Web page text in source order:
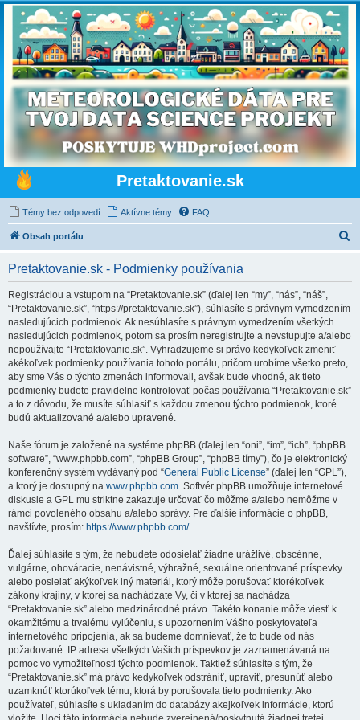
Pretaktovanie.sk
Témy bez odpovedí Aktívne témy FAQ
Obsah portálu
Pretaktovanie.sk - Podmienky používania
Registráciou a vstupom na “Pretaktovanie.sk” (ďalej len “my”, “nás”, “náš”,
“Pretaktovanie.sk”, “https://pretaktovanie.sk”), súhlasíte s právnym vymedzením
nasledujúcich podmienok. Ak nesúhlasíte s právnym vymedzením všetkých
nasledujúcich podmienok, potom sa prosím neregistrujte a nevstupujte a/alebo
nepoužívajte “Pretaktovanie.sk”. Vyhradzujeme si právo kedykoľvek zmeniť
akékoľvek podmienky používania tohoto portálu, pričom urobíme všetko preto,
aby sme Vás o týchto zmenách informovali, avšak bude vhodné, ak tieto
podmienky budete pravidelne kontrolovať počas používania “Pretaktovanie.sk”
a to z dôvodu, že musíte súhlasiť s každou zmenou týchto podmienok, ktoré
budú aktualizované a/alebo upravené.
Naše fórum je založené na systéme phpBB (ďalej len “oni”, “im”, “ich”, “phpBB
software”, “www.phpbb.com”, “phpBB Group”, “phpBB tímy”), čo je elektronický
konferenčný systém vydávaný pod “General Public License” (ďalej len “GPL”),
a ktorý je dostupný na www.phpbb.com. Softvér phpBB umožňuje internetové
diskusie a GPL mu striktne zakazuje určovať čo môžme a/alebo nemôžme v
rámci povoleného obsahu a/alebo správy. Pre ďalšie informácie o phpBB,
navštívte, prosím: https://www.phpbb.com/.
Ďalej súhlasíte s tým, že nebudete odosielať žiadne urážlivé, obscénne,
vulgárne, ohováracie, nenávistné, výhražné, sexuálne orientované príspevky
alebo posielať akýkoľvek iný materiál, ktorý môže porušovať ktorékoľvek
zákony krajiny, v ktorej sa nachádzate Vy, či v ktorej sa nachádza
“Pretaktovanie.sk” alebo medzinárodné právo. Takéto konanie môže viesť k
okamžitému a trvalému vylúčeniu, s upozornením Vášho poskytovateľa
internetového pripojenia, ak sa budeme domnievať, že to bude od nás
požadované. IP adresa všetkých Vašich príspevkov je zaznamenávaná na
pomoc vo vymožiteľnosti týchto podmienok. Taktiež súhlasíte s tým, že
“Pretaktovanie.sk” má právo kedykoľvek odstrániť, upraviť, presunúť alebo
uzamknúť ktorúkoľvek tému, ktorá by porušovala tieto podmienky. Ako
používateľ, súhlasíte s ukladaním do databázy akejkoľvek informácie, ktorú